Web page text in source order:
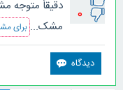
0
دقیقاً متوجه
مشک... برای